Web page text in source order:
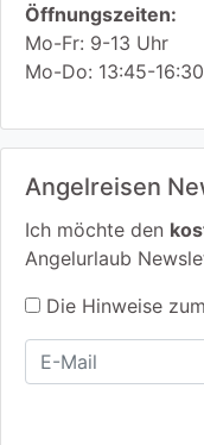
Öffnungszeiten:
Mo-Fr: 9-13 Uhr
Mo-Do: 13:45-
Angelreisen
Ich möchte den
Angelurlaub
Die Hinweise zum